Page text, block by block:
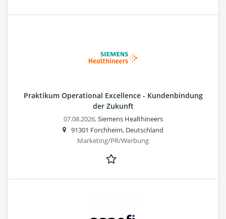
Praktikum Operational Excellence - Kundenbindung
der Zukunft
07.08.2026,Siemens Healthineers
91301 Forchheim, Deutschland
Marketing/PR/Werbung